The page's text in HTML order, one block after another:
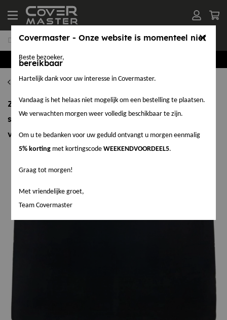
EPDM Tapes
Zelfklevende slabbe ET-553 t.b.v. inwerken
stadsuitloop 450x450 mm., scheurlijntje 10 cm
vanaf boven, twee ronde hoeken aan de onderzijde
Covermaster - Onze website is momenteel niet
bereikbaar
Beste bezoeker,
Hartelijk dank voor uw interesse in Covermaster.
Vandaag is het helaas niet mogelijk om een bestelling te plaatsen.
We verwachten morgen weer volledig beschikbaar te zijn.
Om u te bedanken voor uw geduld ontvangt u morgen eenmalig
5% korting met kortingscodeWEEKENDVOORDEEL5.
Graag tot morgen!
Met vriendelijke groet,
Team Covermaster